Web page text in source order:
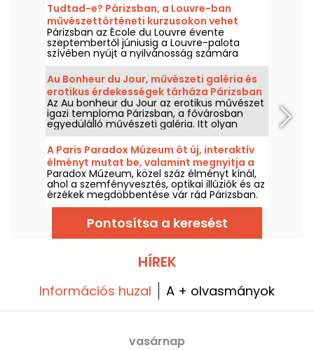
Tudtad-e? Párizsban, a Louvre-ban
művészettörténeti kurzusokon vehet
részt.
Párizsban az École du Louvre évente
szeptembertől júniusig a Louvre-palota
szívében nyújt a nyilvánosság számára
művészettörténeti kurzusokat. A múzeum
időnként ingyenes előadásokat is szervez. A
művészettörténelemben pedig alaposan
otthonosan mozoghatsz!
Au Bonheur du Jour, művészeti galéria és
erotikus érdekességek tárháza Párizsban
Az Au bonheur du Jour az erotikus művészet
igazi temploma Párizsban, a fővárosban
egyedülálló művészeti galéria. Itt olyan
műveket fedezhet fel, amelyek a 19. és 20.
századi művészek vízióin keresztül mutatják
be a férfi és női test szépségét, valamint
néhány kortárs alkotást is.
A Paris Paradox Múzeum öt új, interaktív
élményt mutat be, valamint megnyitja a
Hans & Gretel Kávézót
Paradox Múzeum, közel száz élményt kínál,
ahol a szemfényvesztés, optikai illúziók és az
érzékek megdöbbentése vár rád Párizsban.
Felejthetetlen pillanat lesz, mikor
megcsapnak a csalafinta trükkök, és
szürreális képeket készíthetsz. Öt új,
interaktív játszma csatlakozott a már eddig
hogy próbára tedd érzékeidet! Ráadásként
egy vadonatúj, ultraízletes kávézó vár rád: a
tudni ellenállni.
Pontosítsa a keresést
HÍREK
Információs huzal A + olvasmányok
vasárnap